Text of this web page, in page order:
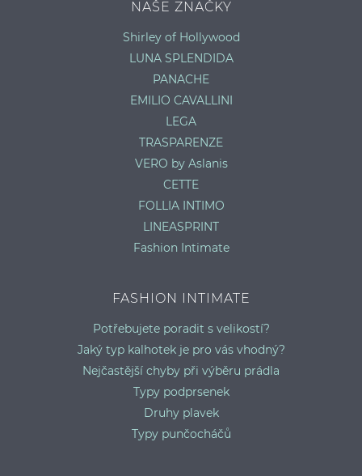
NAŠE ZNAČKY
Shirley of Hollywood
LUNA SPLENDIDA
PANACHE
EMILIO CAVALLINI
LEGA
TRASPARENZE
VERO by Aslanis
CETTE
FOLLIA INTIMO
LINEASPRINT
Fashion Intimate
FASHION INTIMATE
Potřebujete poradit s velikostí?
Jaký typ kalhotek je pro vás vhodný?
Nejčastější chyby při výběru prádla
Typy podprsenek
Druhy plavek
Typy punčocháčů